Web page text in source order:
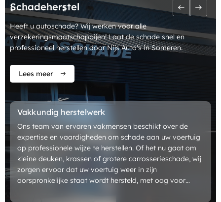
Schadeherstel
Heeft u autoschade? Wij werken voor alle
verzekeringsmaatschappijen! Laat de schade snel en
professioneel herstellen door Nijs Auto's in Someren.
Lees meer
Vakkundig herstelwerk
Ons team van ervaren vakmensen beschikt over de
expertise en vaardigheden om schade aan uw voertuig
op professionele wijze te herstellen. Of het nu gaat om
kleine deuken, krassen of grotere carrosserieschade, wij
zorgen ervoor dat uw voertuig weer in zijn
oorspronkelijke staat wordt hersteld, met oog voor
1
-
2